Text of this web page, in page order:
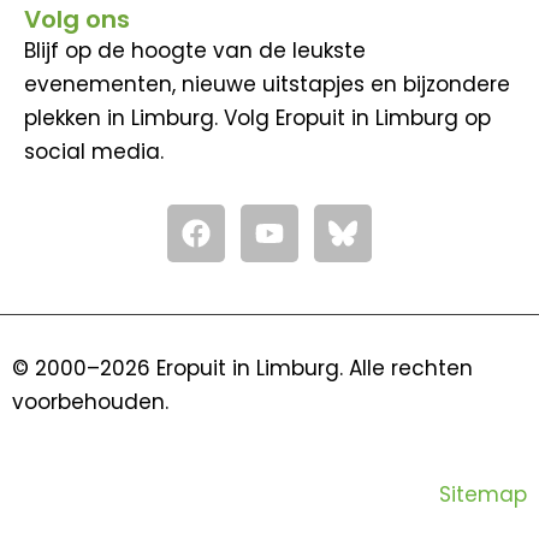
Volg ons
Blijf op de hoogte van de leukste
evenementen, nieuwe uitstapjes en bijzondere
plekken in Limburg. Volg Eropuit in Limburg op
social media.
F
a
c
o
Y
o
u
b
© 2000–2026 Eropuit in Limburg. Alle rechten
voorbehouden.
Sitemap